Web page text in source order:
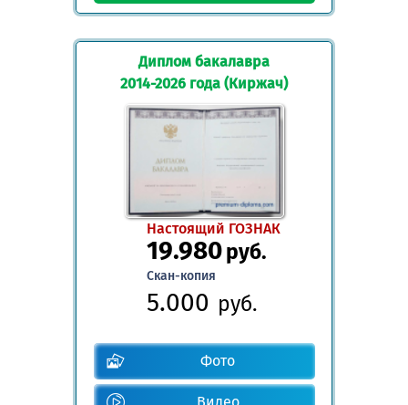
Диплом бакалавра
2014-2026 года (Киржач)
Настоящий ГОЗНАК
19.980руб.
Скан-копия
5.000 руб.
Фото